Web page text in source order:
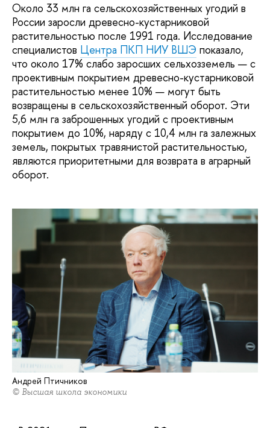
Около 33 млн га сельскохозяйственных угодий в
России заросли древесно-кустарниковой
растительностью после 1991 года. Исследование
специалистов Центра ПКП НИУ ВШЭ показало,
что около 17% слабо заросших сельхозземель — с
проективным покрытием древесно-кустарниковой
растительностью менее 10% — могут быть
возвращены в сельскохозяйственный оборот. Эти
5,6 млн га заброшенных угодий с проективным
покрытием до 10%, наряду с 10,4 млн га залежных
земель, покрытых травянистой растительностью,
являются приоритетными для возврата в аграрный
оборот.
Андрей Птичников
© Высшая школа экономики